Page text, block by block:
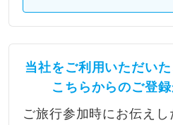
当社をご利用いただい
こちらからのご登
ご旅行参加時にお伝え